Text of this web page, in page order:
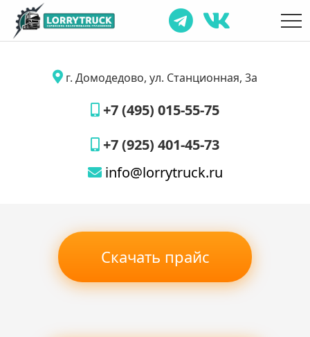
г. Домодедово, ул. Станционная, 3а
+7 (495) 015-55-75
+7 (925) 401-45-73
info@lorrytruck.ru
Скачать прайс